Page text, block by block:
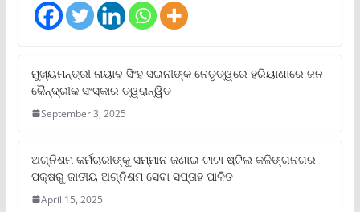
ମୁଖ୍ୟମନ୍ତ୍ରୀ ନାୟାବ ସିଂହ ସଇନୀଙ୍କ ନେତୃତ୍ୱରେ ହରିୟାଣାରେ ଜନ
କୈନ୍ଦ୍ରୀକ ସଂସ୍କାର ତ୍ୱରାନ୍ୱିତ
September 3, 2025
ଅଗ୍ନିଶମ କର୍ମଚାରୀଙ୍କୁ ସମ୍ମାନ ଜଣାଇ ଟାଟା ଷ୍ଟିଲ କଳିଙ୍ଗନଗର
ପକ୍ଷରୁ ଜାତୀୟ ଅଗ୍ନିଶମ ସେବା ସପ୍ତାହ ପାଳିତ
April 15, 2025